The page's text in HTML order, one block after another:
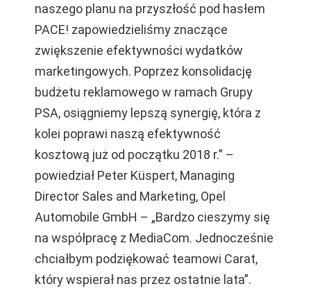
naszego planu na przyszłość pod hasłem
PACE! zapowiedzieliśmy znaczące
zwiększenie efektywności wydatków
marketingowych. Poprzez konsolidację
budżetu reklamowego w ramach Grupy
PSA, osiągniemy lepszą synergię, która z
kolei poprawi naszą efektywność
kosztową już od początku 2018 r.” –
powiedział Peter Küspert, Managing
Director Sales and Marketing, Opel
Automobile GmbH – „Bardzo cieszymy się
na współpracę z MediaCom. Jednocześnie
chciałbym podziękować teamowi Carat,
który wspierał nas przez ostatnie lata”.